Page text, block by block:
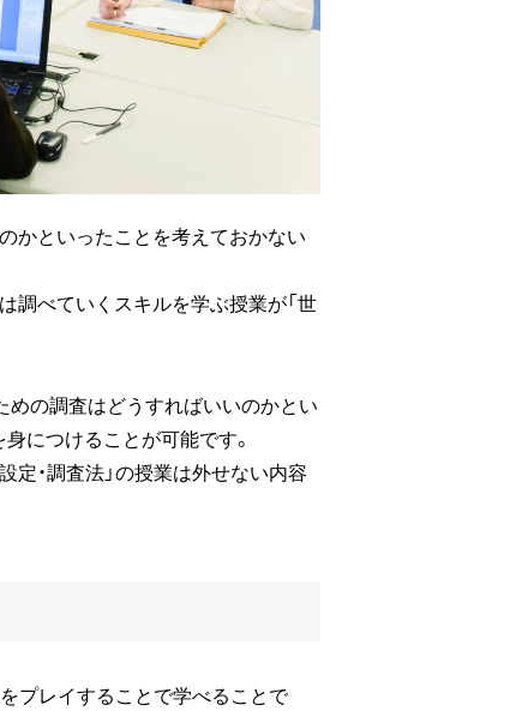
かといったことを考えておかない
調べていくスキルを学ぶ授業が「世
めの調査はどうすればいいのかとい
につけることが可能です。
・調査法」の授業は外せない内容
をプレイすることで学べることで